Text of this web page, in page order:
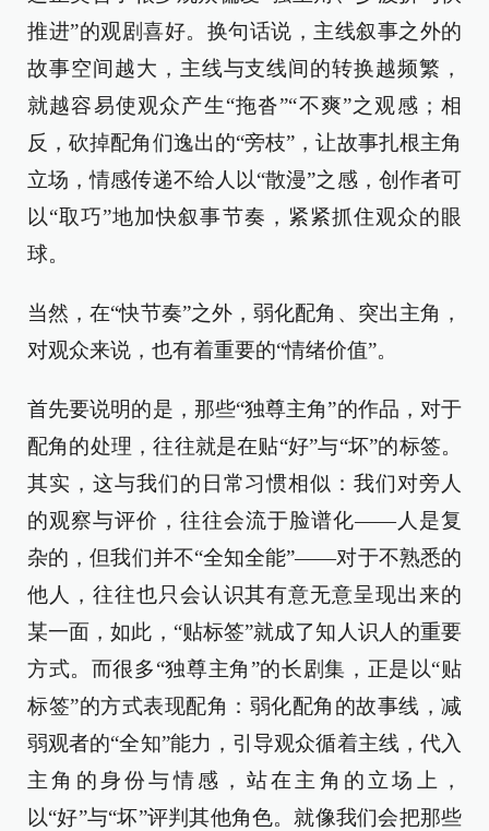
推进”的观剧喜好。换句话说，主线叙事之外的
故事空间越大，主线与支线间的转换越频繁，
就越容易使观众产生“拖沓”“不爽”之观感；相
反，砍掉配角们逸出的“旁枝”，让故事扎根主角
立场，情感传递不给人以“散漫”之感，创作者可
以“取巧”地加快叙事节奏，紧紧抓住观众的眼
球。
当然，在“快节奏”之外，弱化配角、突出主角，
对观众来说，也有着重要的“情绪价值”。
首先要说明的是，那些“独尊主角”的作品，对于
配角的处理，往往就是在贴“好”与“坏”的标签。
其实，这与我们的日常习惯相似：我们对旁人
的观察与评价，往往会流于脸谱化——人是复
杂的，但我们并不“全知全能”——对于不熟悉的
他人，往往也只会认识其有意无意呈现出来的
某一面，如此，“贴标签”就成了知人识人的重要
方式。而很多“独尊主角”的长剧集，正是以“贴
标签”的方式表现配角：弱化配角的故事线，减
弱观者的“全知”能力，引导观众循着主线，代入
主角的身份与情感，站在主角的立场上，
以“好”与“坏”评判其他角色。就像我们会把那些